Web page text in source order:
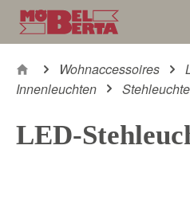
Zum Hauptinhalt springen
Wohnaccessoires
Innenleuchten
LED-